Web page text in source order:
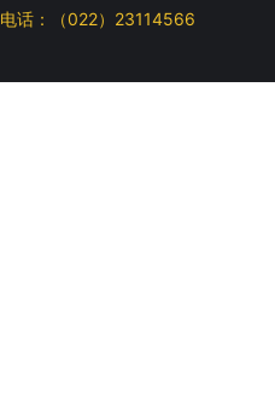
电话：（022）23114566